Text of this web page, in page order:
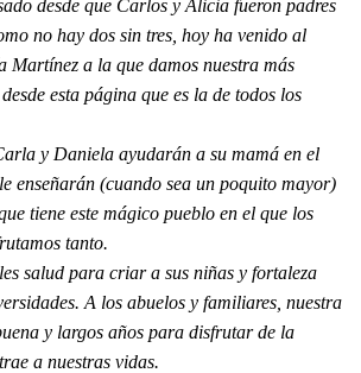
desde que Carlos y Alicia fueron padres
no hay dos sin tres, hoy ha venido al
Martínez a la que damos nuestra más
esta página que es la de todos los
y Daniela ayudarán a su mamá en el
enseñarán (cuando sea un poquito mayor)
tiene este mágico pueblo en el que los
tanto.
salud para criar a sus niñas y fortaleza
A los abuelos y familiares, nuestra
y largos años para disfrutar de la
a nuestras vidas.